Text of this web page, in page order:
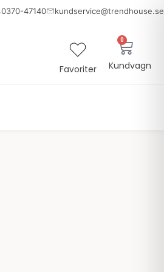
0370-47140 kundservice@trendhouse.se
Favoriter
0
Kundvagn